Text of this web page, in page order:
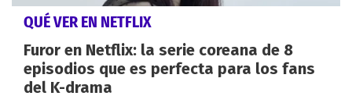
QUÉ VER EN NETFLIX
Furor en Netflix: la serie coreana de 8
episodios que es perfecta para los fans
del K-drama